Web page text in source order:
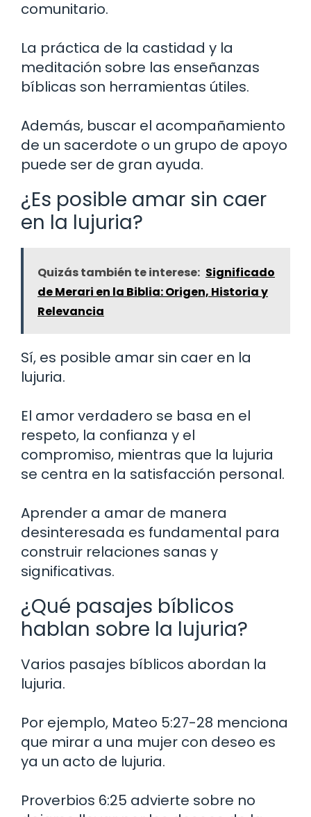
comunitario.
La práctica de la castidad y la
meditación sobre las enseñanzas
bíblicas son herramientas útiles.
Además, buscar el acompañamiento
de un sacerdote o un grupo de apoyo
puede ser de gran ayuda.
¿Es posible amar sin caer
en la lujuria?
Quizás también te interese: Significado
de Merari en la Biblia: Origen, Historia y
Relevancia
Sí, es posible amar sin caer en la
lujuria.
El amor verdadero se basa en el
respeto, la confianza y el
compromiso, mientras que la lujuria
se centra en la satisfacción personal.
Aprender a amar de manera
desinteresada es fundamental para
construir relaciones sanas y
significativas.
¿Qué pasajes bíblicos
hablan sobre la lujuria?
Varios pasajes bíblicos abordan la
lujuria.
Por ejemplo, Mateo 5:27-28 menciona
que mirar a una mujer con deseo es
ya un acto de lujuria.
Proverbios 6:25 advierte sobre no